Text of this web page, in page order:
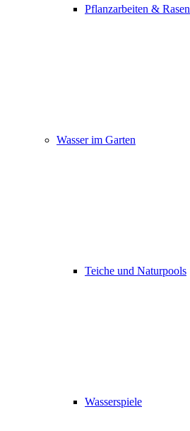
Pflanzarbeiten & Rasen
Wasser im Garten
Teiche und Naturpools
Wasserspiele